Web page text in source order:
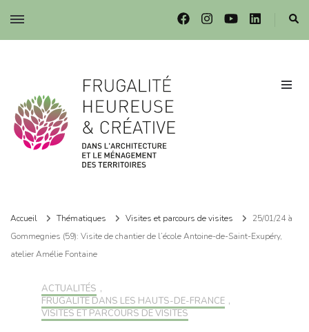
Frugalité dans l'architecture et le ménagement des territoires
Accueil Thématiques Visites et parcours de visites
25/01/24 à
Gommegnies (59): Visite de chantier de l’école Antoine-de-Saint-Exupéry,
atelier Amélie Fontaine
ACTUALITÉS ,
FRUGALITÉ DANS LES HAUTS-DE-FRANCE ,
VISITES ET PARCOURS DE VISITES